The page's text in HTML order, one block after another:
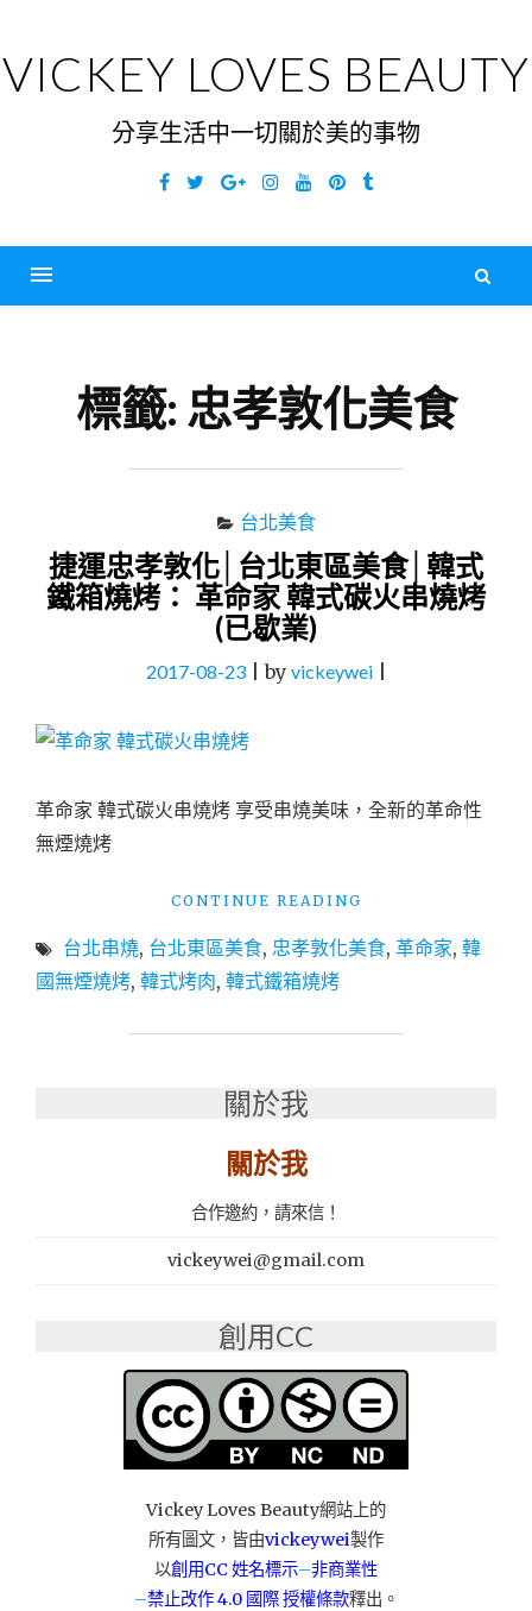
content
VICKEY LOVES BEAUTY
分享生活中一切關於美的事物
Facebook
TwitterGoogleInstagramYouTubePinterest
Tumblr
標籤: 忠孝敦化美食
台北美食
捷運忠孝敦化│台北東區美食│韓式
鐵箱燒烤： 革命家 韓式碳火串燒烤
(已歇業)
2017-08-23|by vickeywei|
革命家 韓式碳火串燒烤 享受串燒美味，全新的革命性
無煙燒烤
CONTINUE READING
忠
烤：
革
命
家
韓
式
碳
火
串
燒
台北串燒, 台北東區美食, 忠孝敦化美食, 革命家, 韓
國無煙燒烤, 韓式烤肉, 韓式鐵箱燒烤
關於我
關於我
合作邀約，請來信！
vickeywei@gmail.com
創用CC
Vickey Loves Beauty網站上的
所有圖文，皆由vickeywei製作
以創用CC 姓名標示–非商業性
–禁止改作4.0 國際 授權條款釋出。